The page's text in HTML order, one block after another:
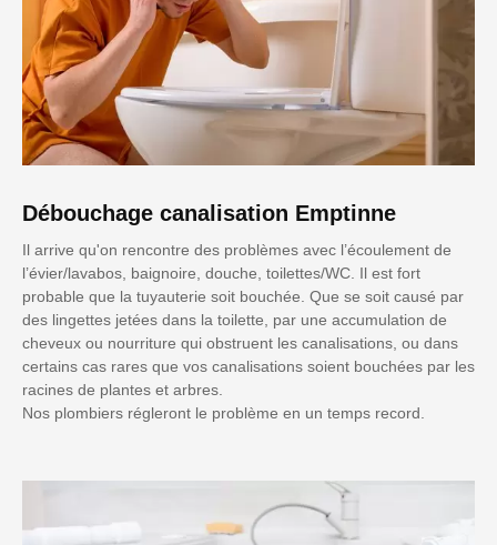
Débouchage canalisation Emptinne
Il arrive qu'on rencontre des problèmes avec l’écoulement de
l’évier/lavabos, baignoire, douche, toilettes/WC. Il est fort
probable que la tuyauterie soit bouchée. Que se soit causé par
des lingettes jetées dans la toilette, par une accumulation de
cheveux ou nourriture qui obstruent les canalisations, ou dans
certains cas rares que vos canalisations soient bouchées par les
racines de plantes et arbres.
Nos plombiers régleront le problème en un temps record.